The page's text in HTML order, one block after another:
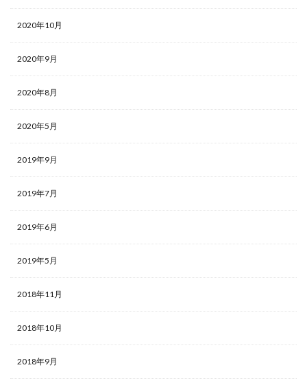
2020年10月
2020年9月
2020年8月
2020年5月
2019年9月
2019年7月
2019年6月
2019年5月
2018年11月
2018年10月
2018年9月